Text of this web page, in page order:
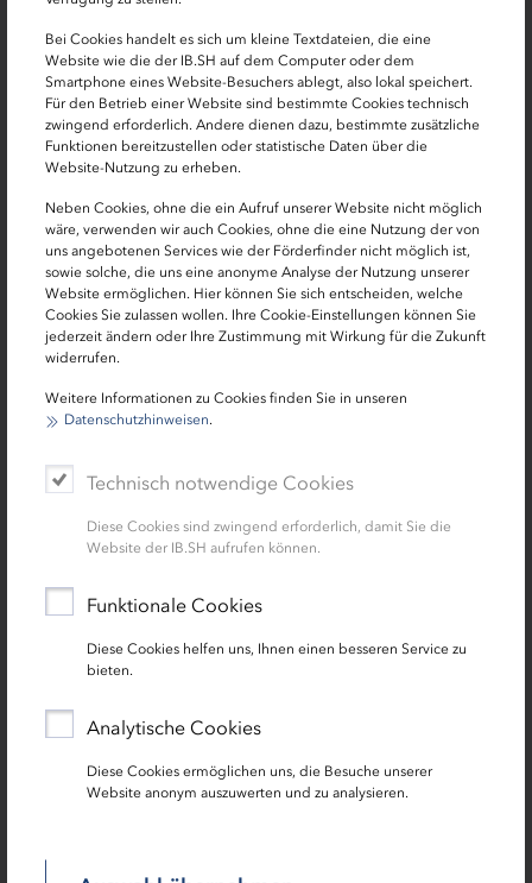
Bei Cookies handelt es sich um kleine Textdateien, die eine
Website wie die der IB.SH auf dem Computer oder dem
Smartphone eines Website-Besuchers ablegt, also lokal speichert.
Für den Betrieb einer Website sind bestimmte Cookies technisch
zwingend erforderlich. Andere dienen dazu, bestimmte zusätzliche
Funktionen bereitzustellen oder statistische Daten über die
Website-Nutzung zu erheben.
Neben Cookies, ohne die ein Aufruf unserer Website nicht möglich
wäre, verwenden wir auch Cookies, ohne die eine Nutzung der von
uns angebotenen Services wie der Förderfinder nicht möglich ist,
sowie solche, die uns eine anonyme Analyse der Nutzung unserer
Website ermöglichen. Hier können Sie sich entscheiden, welche
Cookies Sie zulassen wollen. Ihre Cookie-Einstellungen können Sie
jederzeit ändern oder Ihre Zustimmung mit Wirkung für die Zukunft
widerrufen.
Weitere Informationen zu Cookies finden Sie in unseren
Datenschutzhinweisen.
Technisch notwendige Cookies
Diese Cookies sind zwingend erforderlich, damit Sie die
Website der IB.SH aufrufen können.
Funktionale Cookies
Diese Cookies helfen uns, Ihnen einen besseren Service zu
bieten.
Analytische Cookies
Diese Cookies ermöglichen uns, die Besuche unserer
Website anonym auszuwerten und zu analysieren.
Darlehen
KfW-Programm Bundesförderung für Effiziente
Gebäude (Sanierung von Wohneigentum) [261]
Wohneinheit
Sanierung Ihres Wohngebäudes – KfW-
Effizienzhäuser und Einzelmaßnahmen
Tilgungszuschuss bis zu 37.500 Euro je
Wohneinheit
Darlehen
Ergänzungskredit (Wohngebäude) [358, 359]
Förderdarlehen bis zu 120.000 Euro je
(KfW und/oder BAFA)